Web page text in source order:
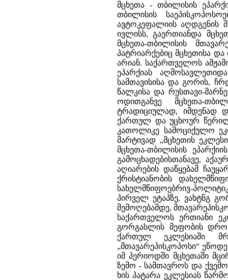
მცხეთა - თბილისის
თბილისის
ავტოკეფალიის აღდგენის
ივლისს, გაერთიანდა
მცხეთა-თბილისის
პატრიარქებიც მცხეთისა
არიან. საქართველოს
ეპარქიას
სამთავისისა და გორის,
წალკისა და რუსთავი-
ოდითგანვე მცხეთა-
ტრადიციულად, იმდენად
ქართულ და უცხოურ
კათოლიკე სამოციქულო
მარტივად „მცხეთის
მცხეთა-თბილისის
გამოცხადებისთანავე,
აღიარების დაწყებამ
ქრისტიანობის
სახელმწიფოებრივ-
პირველ ეტაპზე, ვახტნგ
შემოღებამდე,
საქართველოს ერთიანი
გორგასლის მეფობის
ქართულ ეკლესიაში
„მთავარეპისკოპოსი“
იმ პერიოდში მცხეთაში
ზემო - სამთავროს და
ხის პატარა ეკლესიას